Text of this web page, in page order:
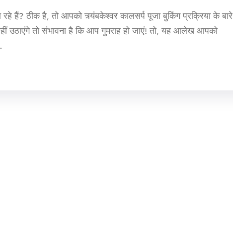
हैं? ठीक है, तो आपको त्र्यंबकेश्वर कालसर्प पूजा बुकिंग प्रक्रिया के बारे
उठाएंगे तो संभावना है कि आप गुमराह हो जाएं! तो, यह आलेख आपको